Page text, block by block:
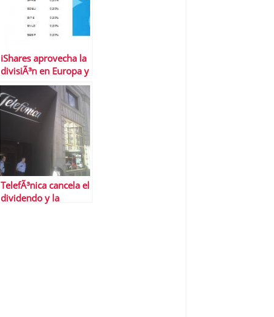
iShares aprovecha la
divisiÃ³n en Europa y
lanza ETFS sobre
bonos soberanos
TelefÃ³nica cancela el
dividendo y la